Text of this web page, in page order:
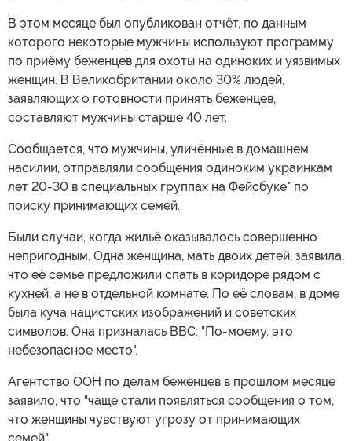
В этом месяце был опубликован отчёт, по данным
которого некоторые мужчины используют программу
по приёму беженцев для охоты на одиноких и уязвимых
женщин. В Великобритании около 30% людей,
заявляющих о готовности принять беженцев,
составляют мужчины старше 40 лет.
Сообщается, что мужчины, уличённые в домашнем
насилии, отправляли сообщения одиноким украинкам
лет 20-30 в специальных группах на Фейсбуке* по
поиску принимающих семей.
Были случаи, когда жильё оказывалось совершенно
непригодным. Одна женщина, мать двоих детей, заявила,
что её семье предложили спать в коридоре рядом с
кухней, а не в отдельной комнате. По её словам, в доме
была куча нацистских изображений и советских
символов. Она призналась BBC: "По-моему, это
небезопасное место".
Агентство ООН по делам беженцев в прошлом месяце
заявило, что "чаще стали появляться сообщения о том,
что женщины чувствуют угрозу от принимающих